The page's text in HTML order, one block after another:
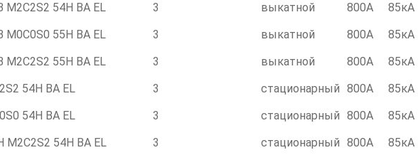
M2C2S2 54H BA EL 3 выкатной 800А 85кА
M0C0S0 55H BA EL 3 выкатной 800А 85кА
M2C2S2 55H BA EL 3 выкатной 800А 85кА
54H BA EL 3 стационарный 800А 85кА
54H BA EL 3 стационарный 800А 85кА
M2C2S2 54H BA EL 3 стационарный 800А 85кА